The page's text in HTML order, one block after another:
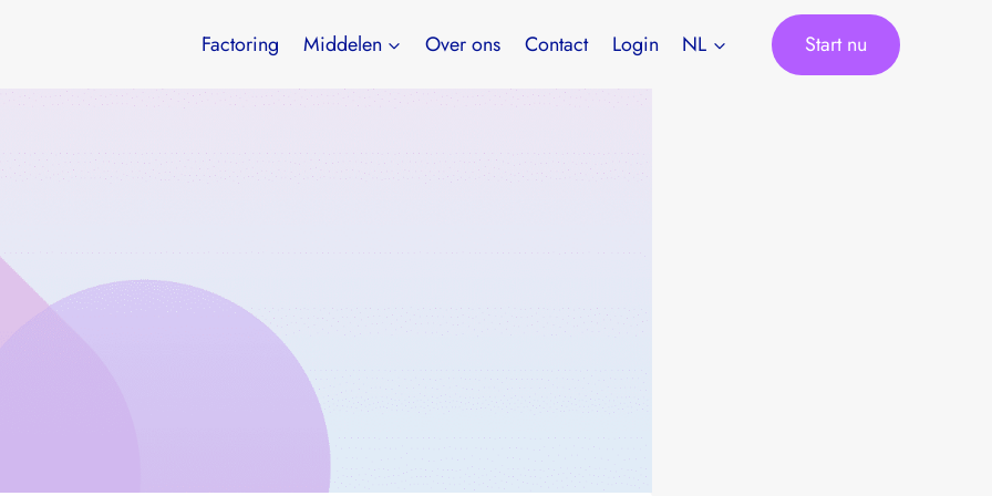
Factoring Middelen Over ons Contact Login NL Start nu